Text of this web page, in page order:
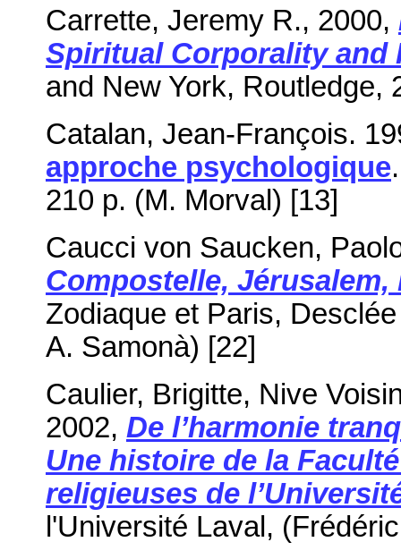
Carrette, Jeremy R., 2000,
Spiritual Corporality
and New York, Routledge,
Catalan, Jean-François.
approche psychologique
210 p. (M. Morval) [13]
Caucci von Saucken,
Compostelle, Jérusalem,
Zodiaque et Paris,
A. Samonà) [22]
Caulier, Brigitte, Nive
2002, De l’harmonie
Une histoire de la
religieuses de
l'Université Laval,